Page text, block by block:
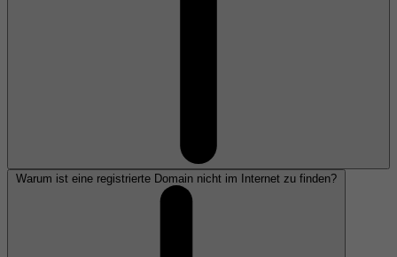
Warum ist eine registrierte Domain nicht im Internet zu finden?